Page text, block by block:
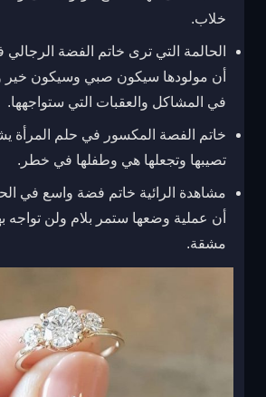
خلاب.
الحالمة التي ترى خاتم الفضة
أن مولودها سيكون صبي وسيكون خير
في المشاكل والعقبات التي ستواجهها.
خاتم الفصة المكسور في حلم المرأة
تصيبها وتجعلها هي وطفلها في خطر.
مشاهدة الرائية خاتم فضة واسع في
أن عملية وضعها ستمر بلام ولن تواجه
مشقة.